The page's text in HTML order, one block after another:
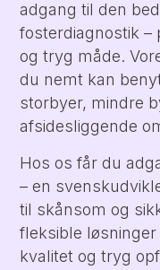
adgang til den
fosterdiagnostik
og tryg måde.
du nemt kan
storbyer, mindre
afsidesliggende
Hos os får du
– en
til skånsom og
fleksible
kvalitet og tryg